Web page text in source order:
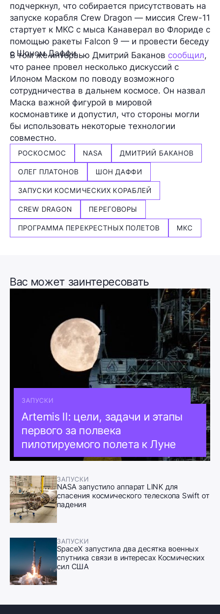
подчеркнул, что собирается присутствовать на
запуске корабля Crew Dragon — миссия Crew-11
стартует к МКС с мыса Канаверал во Флориде с
помощью ракеты Falcon 9 — и провести беседу
с Шоном Даффи.
В том же интервью Дмитрий Баканов сообщил,
что ранее провел несколько дискуссий с
Илоном Маском по поводу возможного
сотрудничества в дальнем космосе. Он назвал
Маска важной фигурой в мировой
космонавтике и допустил, что стороны могли
бы использовать некоторые технологии
совместно.
РОСКОСМОС NASA ДМИТРИЙ БАКАНОВ
ОЛЕГ ПЛАТОНОВ ШОН ДАФФИ
ЗАПУСКИ КОСМИЧЕСКИХ КОРАБЛЕЙ
CREW DRAGON ПЕРЕГОВОРЫ
ПРОГРАММА ПЕРЕКРЕСТНЫХ ПОЛЕТОВ МКС
Вас может заинтересовать
ЗАПУСКИ
Artemis II: цели, задачи и этапы
первого за полвека
пилотируемого полета к Луне
ЗАПУСКИ
NASA запустило аппарат LINK для
спасения космического телескопа Swift от
падения
ЗАПУСКИ
SpaceX запустила два десятка военных
спутника связи в интересах Космических
сил США